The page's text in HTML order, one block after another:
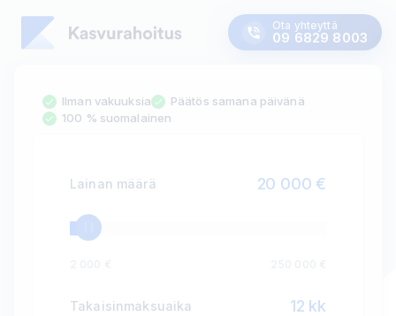
Ota yhteyttä
09 6829 8003
Ilman vakuuksia
Päätös samana päivänä
100 % suomalainen
Lainan määrä 20 000 €
Takaisinmaksuaika 12 kk